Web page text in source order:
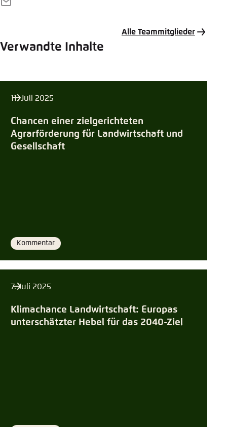
E-
Alle Teammitglieder
Verwandte Inhalte
11. Juli 2025
Chancen einer zielgerichteten
Agrarförderung für Landwirtschaft und
Gesellschaft
Format
Kommentar
7. Juli 2025
Klimachance Landwirtschaft: Europas
unterschätzter Hebel für das 2040-Ziel